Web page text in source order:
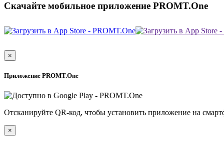
Скачайте мобильное приложение PROMT.One
×
Приложение PROMT.One
Отсканируйте QR-код, чтобы установить приложение на
×